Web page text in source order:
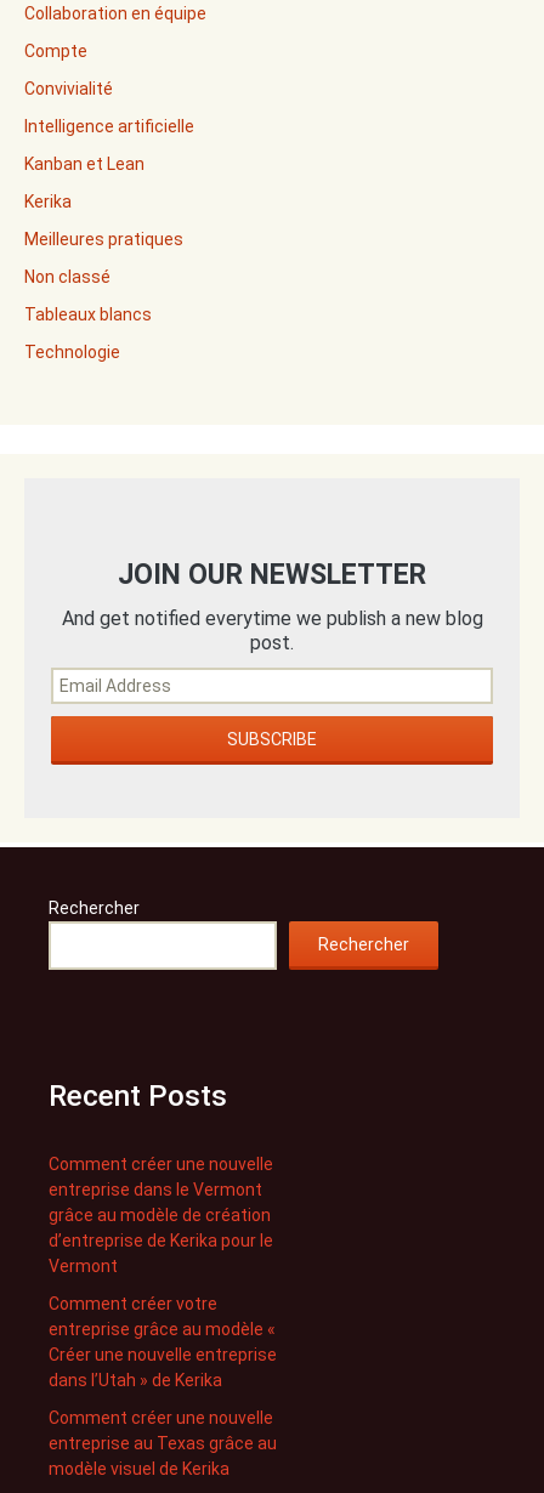
Collaboration en équipe
Compte
Convivialité
Intelligence artificielle
Kanban et Lean
Kerika
Meilleures pratiques
Non classé
Tableaux blancs
Technologie
JOIN OUR NEWSLETTER
And get notified everytime we publish a new blog
post.
Rechercher
Rechercher
Recent Posts
Comment créer une nouvelle
entreprise dans le Vermont
grâce au modèle de création
d’entreprise de Kerika pour le
Vermont
Comment créer votre
entreprise grâce au modèle «
Créer une nouvelle entreprise
dans l’Utah » de Kerika
Comment créer une nouvelle
entreprise au Texas grâce au
modèle visuel de Kerika